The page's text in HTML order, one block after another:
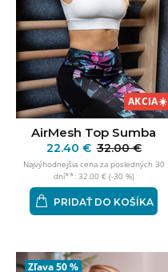
AKCIA☀️
AirMesh Top Sumba
22.40 € 32.00 €
Najvýhodnejšia cena za posledných 30
dní**: 32.00 € (-30 %)
PRIDAŤ DO KOŠÍKA
Zľava50 %